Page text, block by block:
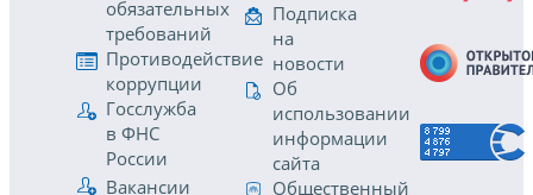
обязательных
требований
Противодействие
коррупции
Госслужба
в ФНС
России
Вакансии
Подписка
на
новости
Об
использовании
информации
сайта
Общественный